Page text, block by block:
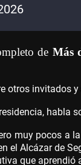
de Más
otros invitados
habla
muy pocos a
el Alcázar de
que